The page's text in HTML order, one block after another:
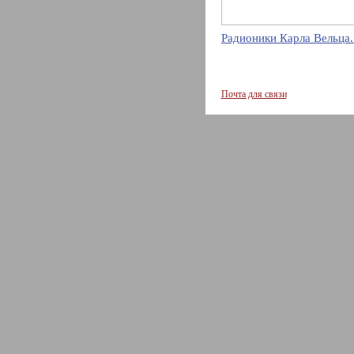
Радионики Карла
Почта для связи